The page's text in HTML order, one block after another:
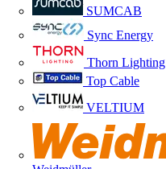
SUMCAB
Sync Energy
Thorn Lighting
Top Cable
VELTIUM
Volti TV